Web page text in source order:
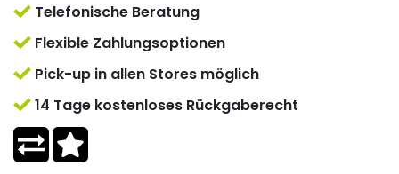
Telefonische Beratung
Flexible Zahlungsoptionen
Pick-up in allen Stores möglich
14 Tage kostenloses Rückgaberecht